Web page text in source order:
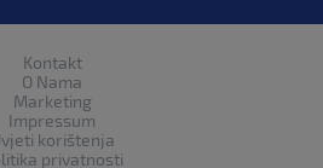
Kontakt
O Nama
Marketing
Impressum
korištenja
privatnosti